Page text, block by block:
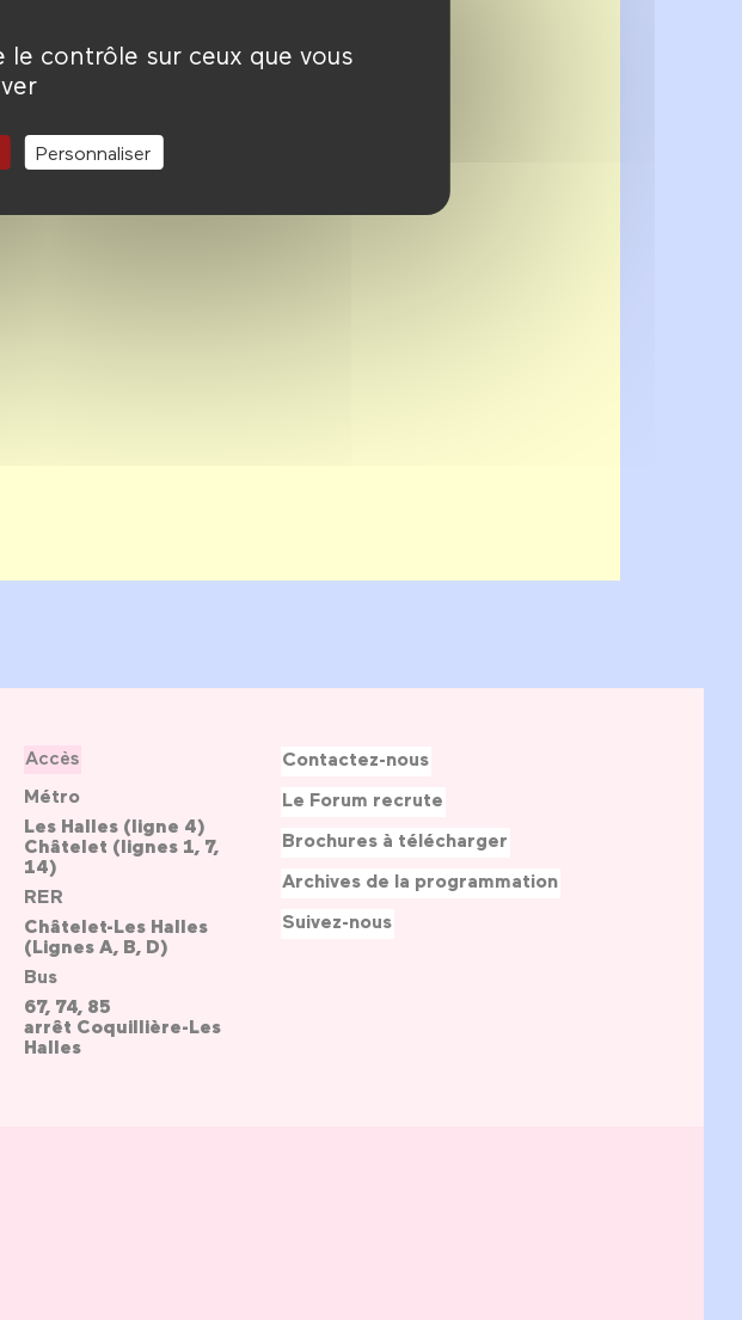
contrôle sur ceux que vous
Personnaliser
Accès
Métro
Les Halles (ligne 4)
Châtelet (lignes 1, 7,
14)
RER
Châtelet-Les Halles
(Lignes A, B, D)
Bus
67, 74, 85
arrêt Coquillière-Les
Halles
Contactez-nous
Le Forum recrute
Brochures à télécharger
Archives de la programmation
Suivez-nous